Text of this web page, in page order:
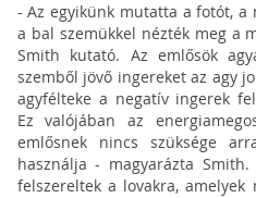
- Az egyikünk mutatta a fotót, a
a bal szemükkel nézték meg a
Smith kutató. Az emlősök
szemből jövő ingereket az agy
agyfélteke a negatív ingerek
Ez valójában az
emlősnek nincs szüksége
használja - magyarázta
felszereltek a lovakra, amelyek